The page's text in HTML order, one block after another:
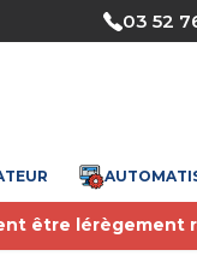
03 52
être lérègement